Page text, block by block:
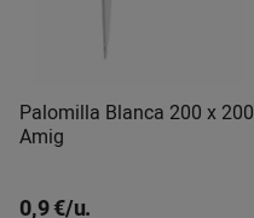
Palomilla Blanca 200 x 200
Amig
0,9 €/u.